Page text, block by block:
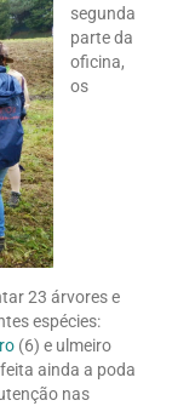
segunda
parte da
oficina,
os
23 árvores e
espécies:
(6) e ulmeiro
ainda a poda
nas